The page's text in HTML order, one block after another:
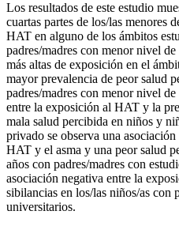
Los resultados de este estudio
cuartas partes de los/las menores
HAT en alguno de los ámbitos
padres/madres con menor nivel
más altas de exposición en el
mayor prevalencia de peor salud
padres/madres con menor nivel
entre la exposición al HAT y la
mala salud percibida en niños y
privado se observa una
HAT y el asma y una peor salud
años con padres/madres con
asociación negativa entre la
sibilancias en los/las niños/as con
universitarios.